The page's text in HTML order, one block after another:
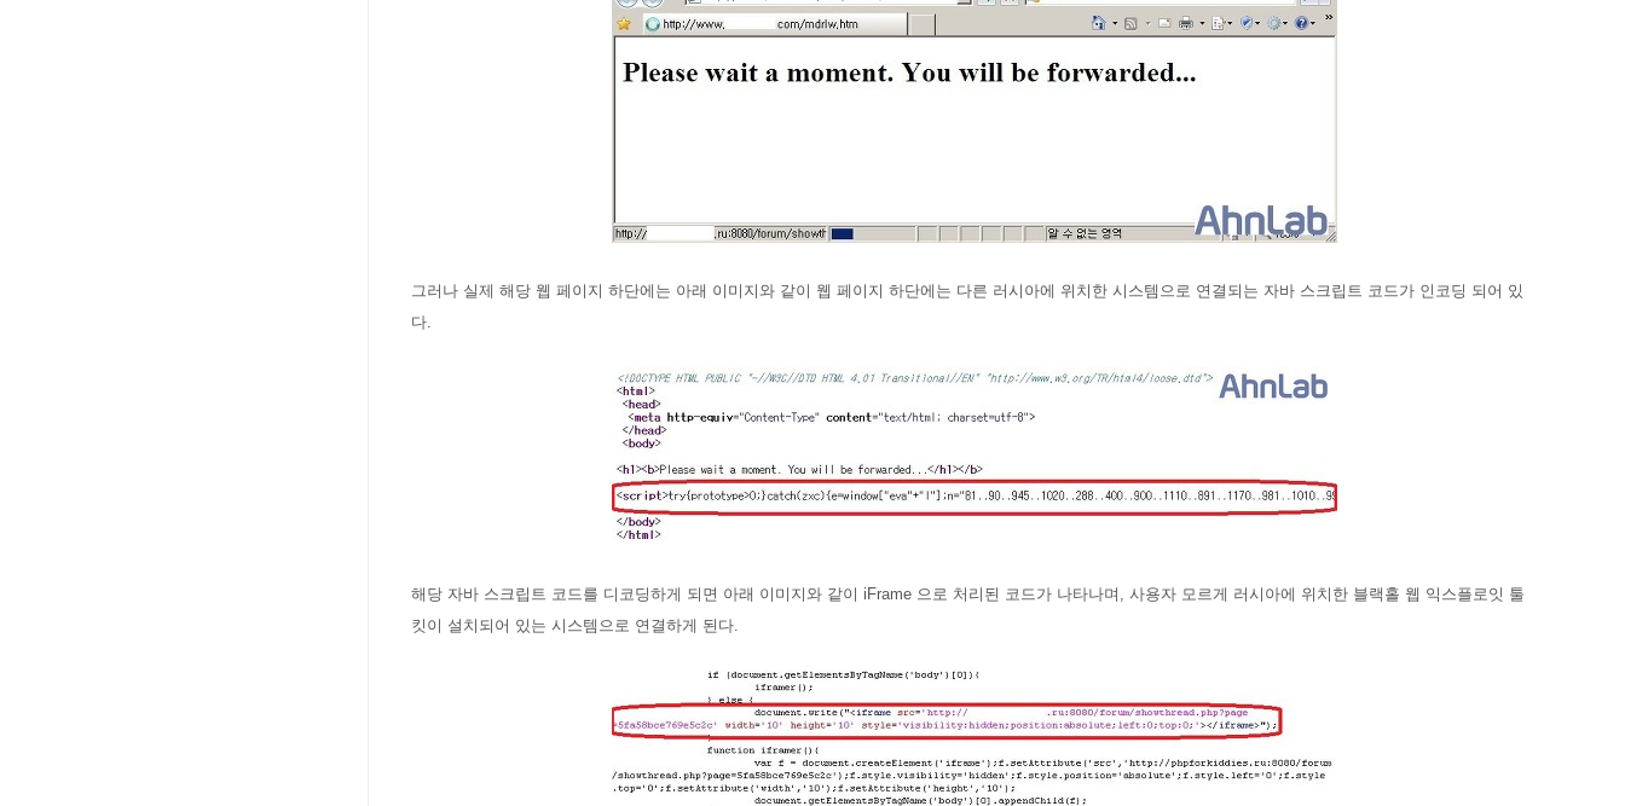
그러나 실제 해당 웹 페이지 하단에는 아래 이미지와 같이 웹 페이지 하단에는 다른 러시아에 위치한 시스템으로 연결되는 자바 스크립트 코드가 인코딩 되어 있
다.
해당 자바 스크립트 코드를 디코딩하게 되면 아래 이미지와 같이 iFrame 으로 처리된 코드가 나타나며, 사용자 모르게 러시아에 위치한 블랙홀 웹 익스플로잇 툴
킷이 설치되어 있는 시스템으로 연결하게 된다.